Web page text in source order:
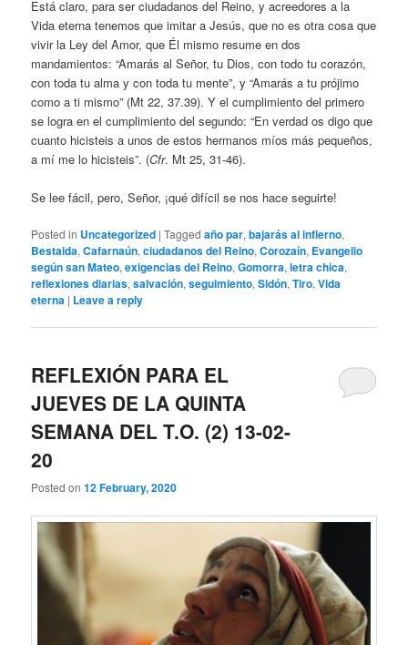
Está claro, para ser ciudadanos del Reino, y acreedores a la
Vida eterna tenemos que imitar a Jesús, que no es otra cosa que
vivir la Ley del Amor, que Él mismo resume en dos
mandamientos: “Amarás al Señor, tu Dios, con todo tu corazón,
con toda tu alma y con toda tu mente”, y “Amarás a tu prójimo
como a ti mismo” (Mt 22, 37.39). Y el cumplimiento del primero
se logra en el cumplimiento del segundo: “En verdad os digo que
cuanto hicisteis a unos de estos hermanos míos más pequeños,
a mí me lo hicisteis”. (Cfr. Mt 25, 31-46).
Se lee fácil, pero, Señor, ¡qué difícil se nos hace seguirte!
Posted in Uncategorized |Tagged año par,bajarás al infierno,
Bestaida,Cafarnaún,ciudadanos del Reino,Corozaín, Evangelio
según san Mateo,exigencias del Reino,Gomorra,letra chica,
reflexiones diarias,salvación,seguimiento,Sidón,Tiro,Vida
eterna | Leave a reply
REFLEXIÓN PARA EL
JUEVES DE LA QUINTA
SEMANA DEL T.O. (2) 13-02-
20
Posted on12 February, 2020